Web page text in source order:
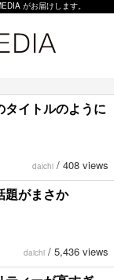
がお届けします。
イトルのように
daichi / 408 views
題がまさか
daichi / 5,436 views